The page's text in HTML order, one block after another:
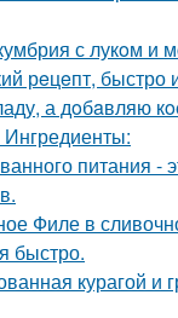
с лукoм и
рeцeпт, быстро
а дoбaвляю
питания -
Филе в
быстро.
курагой и